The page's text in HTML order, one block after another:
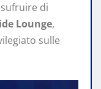
di
Lounge,
sulle